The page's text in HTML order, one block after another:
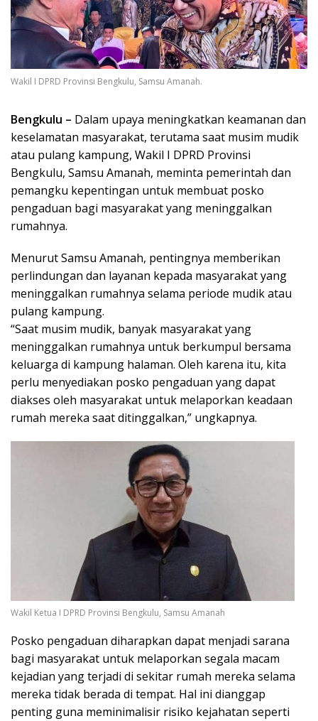
Wakil I DPRD Provinsi Bengkulu, Samsu Amanah.
Bengkulu – Dalam upaya meningkatkan keamanan dan
keselamatan masyarakat, terutama saat musim mudik
atau pulang kampung, Wakil I DPRD Provinsi
Bengkulu, Samsu Amanah, meminta pemerintah dan
pemangku kepentingan untuk membuat posko
pengaduan bagi masyarakat yang meninggalkan
rumahnya.
Menurut Samsu Amanah, pentingnya memberikan
perlindungan dan layanan kepada masyarakat yang
meninggalkan rumahnya selama periode mudik atau
pulang kampung.
“Saat musim mudik, banyak masyarakat yang
meninggalkan rumahnya untuk berkumpul bersama
keluarga di kampung halaman. Oleh karena itu, kita
perlu menyediakan posko pengaduan yang dapat
diakses oleh masyarakat untuk melaporkan keadaan
rumah mereka saat ditinggalkan,” ungkapnya.
Wakil Ketua I DPRD Provinsi Bengkulu, Samsu Amanah
Posko pengaduan diharapkan dapat menjadi sarana
bagi masyarakat untuk melaporkan segala macam
kejadian yang terjadi di sekitar rumah mereka selama
mereka tidak berada di tempat. Hal ini dianggap
penting guna meminimalisir risiko kejahatan seperti